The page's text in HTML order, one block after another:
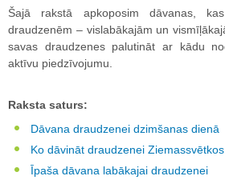
Šajā rakstā apkoposim dāvanas,
draudzenēm – vislabākajām un
savas draudzenes palutināt ar kādu
aktīvu piedzīvojumu.
Raksta saturs:
Dāvana draudzenei dzimšanas dienā
Ko dāvināt draudzenei Ziemassvētkos
Īpaša dāvana labākajai draudzenei